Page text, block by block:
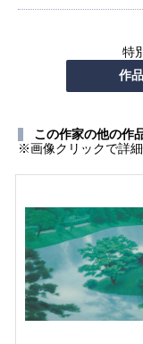
特
この作家の他の作
※画像クリックで詳細